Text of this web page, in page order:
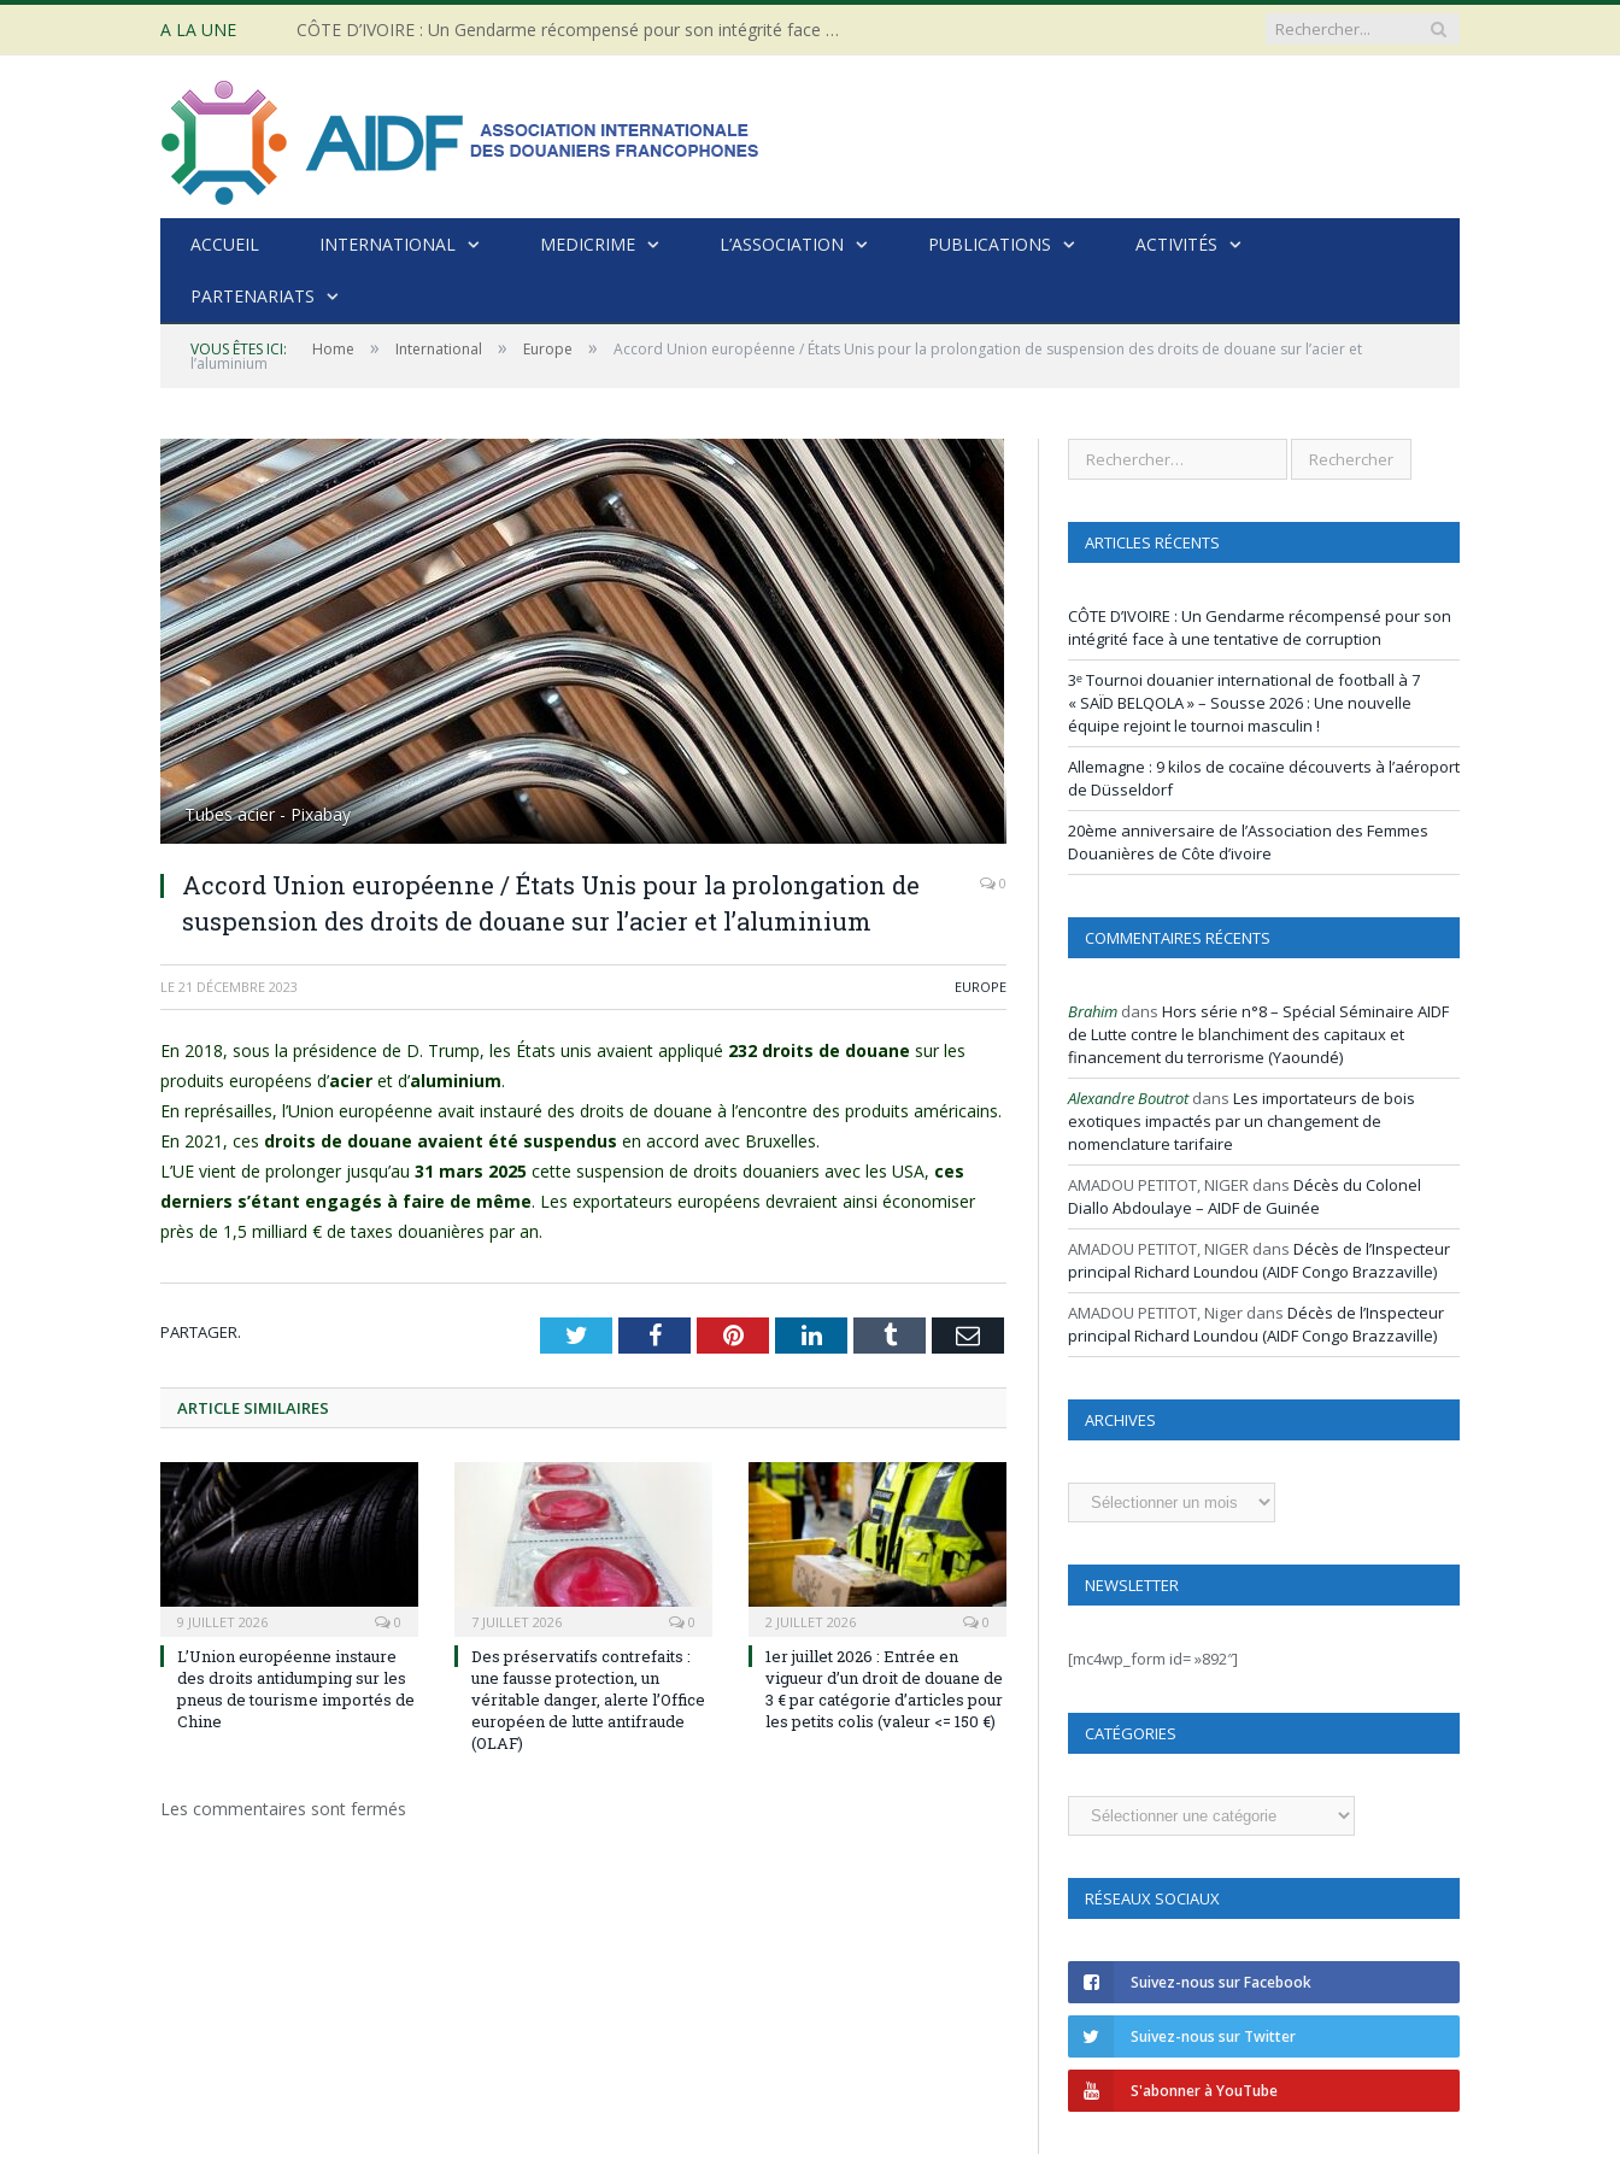
A LA UNE CÔTE D’IVOIRE : Un Gendarme récompensé pour son intégrité face à une tentative de corruption
ACCUEIL INTERNATIONAL MEDICRIME L’ASSOCIATION PUBLICATIONS ACTIVITÉS
PARTENARIATS
VOUS ÊTES ICI: Home » International » Europe » Accord Union européenne / États Unis pour la prolongation de suspension des droits de douane sur l’acier et
l’aluminium
Tubes acier - Pixabay
Accord Union européenne / États Unis pour la prolongation de
suspension des droits de douane sur l’acier et l’aluminium
0
LE 21 DÉCEMBRE 2023 EUROPE
En 2018, sous la présidence de D. Trump, les États unis avaient appliqué 232 droits de douane sur les
produits européens d’acier et d’aluminium.
En représailles, l’Union européenne avait instauré des droits de douane à l’encontre des produits américains.
En 2021, ces droits de douane avaient été suspendus en accord avec Bruxelles.
L’UE vient de prolonger jusqu’au 31 mars 2025 cette suspension de droits douaniers avec les USA, ces
derniers s’étant engagés à faire de même. Les exportateurs européens devraient ainsi économiser
près de 1,5 milliard € de taxes douanières par an.
PARTAGER. TwitterFacebookPinterestLinkedInTumblr Email
ARTICLE SIMILAIRES
9 JUILLET 2026 0
L’Union européenne instaure
des droits antidumping sur les
pneus de tourisme importés de
Chine
7 JUILLET 2026 0
Des préservatifs contrefaits :
une fausse protection, un
véritable danger, alerte l’Office
européen de lutte antifraude
(OLAF)
2 JUILLET 2026 0
1er juillet 2026 : Entrée en
vigueur d’un droit de douane de
3 € par catégorie d’articles pour
les petits colis (valeur <= 150 €)
Les commentaires sont fermés
ARTICLES RÉCENTS
CÔTE D’IVOIRE : Un Gendarme récompensé pour son
intégrité face à une tentative de corruption
3ᵉ Tournoi douanier international de football à 7
« SAÏD BELQOLA » – Sousse 2026 : Une nouvelle
équipe rejoint le tournoi masculin !
Allemagne : 9 kilos de cocaïne découverts à l’aéroport
de Düsseldorf
20ème anniversaire de l’Association des Femmes
Douanières de Côte d’ivoire
COMMENTAIRES RÉCENTS
Brahim dans Hors série n°8 – Spécial Séminaire AIDF
de Lutte contre le blanchiment des capitaux et
financement du terrorisme (Yaoundé)
Alexandre Boutrotdans Les importateurs de bois
exotiques impactés par un changement de
nomenclature tarifaire
AMADOU PETITOT, NIGER dans Décès du Colonel
Diallo Abdoulaye – AIDF de Guinée
AMADOU PETITOT, NIGER dans Décès de l’Inspecteur
principal Richard Loundou (AIDF Congo Brazzaville)
AMADOU PETITOT, Niger dans Décès de l’Inspecteur
principal Richard Loundou (AIDF Congo Brazzaville)
ARCHIVES
Archives
NEWSLETTER
[mc4wp_form id= »892″]
CATÉGORIES
Catégories
RÉSEAUX SOCIAUX
Suivez-nous sur Facebook
Suivez-nous sur Twitter
S'abonner à YouTube